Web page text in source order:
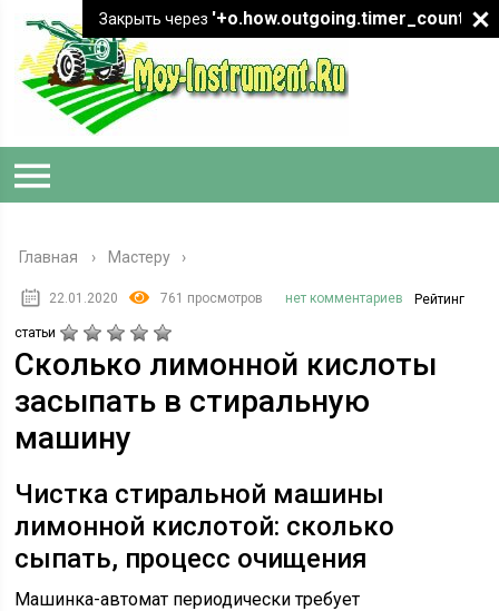
Главная › Мастеру
22.01.2020 761 просмотров нет комментариев Рейтинг
статьи
Сколько лимонной кислоты
засыпать в стиральную
машину
Чистка стиральной машины
лимонной кислотой: сколько
сыпать, процесс очищения
Машинка-автомат периодически требует
Закрыть через '+o.how.outgoing.timer_count+"